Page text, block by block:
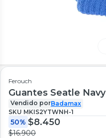
Ferouch
Guantes Seatle Navy
Vendido porBadamax
SKU MKIS2YTWNH-1
50% $8.450
$16.900